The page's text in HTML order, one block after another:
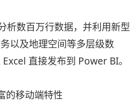
析数百万行数据，并利用新型
以及地理空间等多层级数
直接发布到 Power BI。
的移动端特性